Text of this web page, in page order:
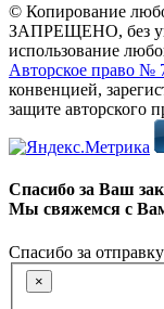
© Копирование
ЗАПРЕЩЕНО, без
использование
Авторское право №
конвенцией,
защите
Спасибо за Ваш
Мы свяжемся с
Спасибо за
×